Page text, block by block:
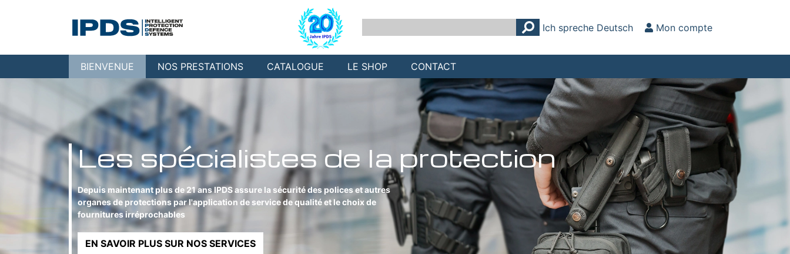
Ich spreche Deutsch Mon compte
BIENVENUE NOS PRESTATIONS CATALOGUE LE SHOP CONTACT
Les spécialistes de la protection
Depuis maintenant plus de 21 ans IPDS assure la sécurité des polices et autres
organes de protections par l'application de service de qualité et le choix de
fournitures irréprochables
EN SAVOIR PLUS SUR NOS SERVICES